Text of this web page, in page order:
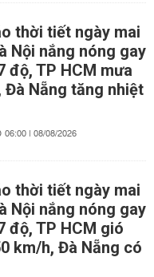
thời tiết ngày mai
Nội nắng nóng gay
độ, TP HCM mưa
Đà Nẵng tăng nhiệt
06:00 | 08/08/2026
thời tiết ngày mai
Nội nắng nóng gay
độ, TP HCM gió
km/h, Đà Nẵng có